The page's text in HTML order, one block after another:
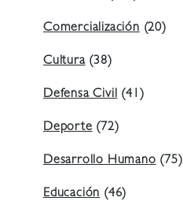
Comercialización(20)
Cultura(38)
Defensa Civil(41)
Deporte(72)
Desarrollo Humano(75)
Educación(46)